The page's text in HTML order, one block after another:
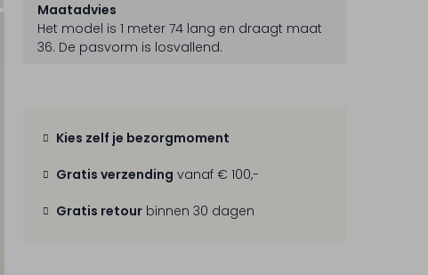
Maatadvies
Het model is 1 meter 74 lang en draagt maat
36. De pasvorm is losvallend.
Kies zelf je bezorgmoment
Gratis verzending vanaf € 100,-
Gratis retour binnen 30 dagen